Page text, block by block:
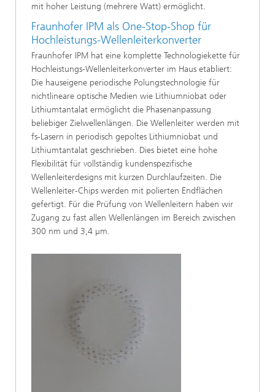
mit hoher Leistung (mehrere Watt) ermöglicht.
Fraunhofer IPM als One-Stop-Shop für
Hochleistungs-Wellenleiterkonverter
Fraunhofer IPM hat eine komplette Technologiekette für
Hochleistungs-Wellenleiterkonverter im Haus etabliert:
Die hauseigene periodische Polungstechnologie für
nichtlineare optische Medien wie Lithiumniobat oder
Lithiumtantalat ermöglicht die Phasenanpassung
beliebiger Zielwellenlängen. Die Wellenleiter werden mit
fs-Lasern in periodisch gepoltes Lithiumniobat und
Lithiumtantalat geschrieben. Dies bietet eine hohe
Flexibilität für vollständig kundenspezifische
Wellenleiterdesigns mit kurzen Durchlaufzeiten. Die
Wellenleiter-Chips werden mit polierten Endflächen
gefertigt. Für die Prüfung von Wellenleitern haben wir
Zugang zu fast allen Wellenlängen im Bereich zwischen
300 nm und 3,4 µm.